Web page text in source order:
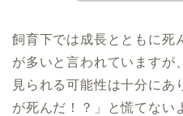
飼育下では成長とともに死
が多いと言われていますが
見られる可能性は十分にあ
が死んだ！？」と慌てない